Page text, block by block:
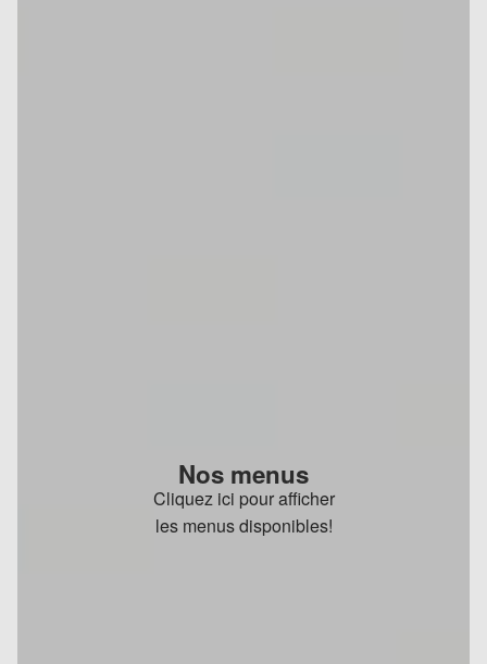
Nos menus
Cliquez ici pour afficher
les menus disponibles!